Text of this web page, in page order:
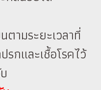
ตามระยะเวลาที่
กและเชื้อโรคไว้